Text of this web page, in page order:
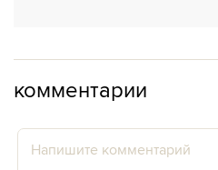
комментарии